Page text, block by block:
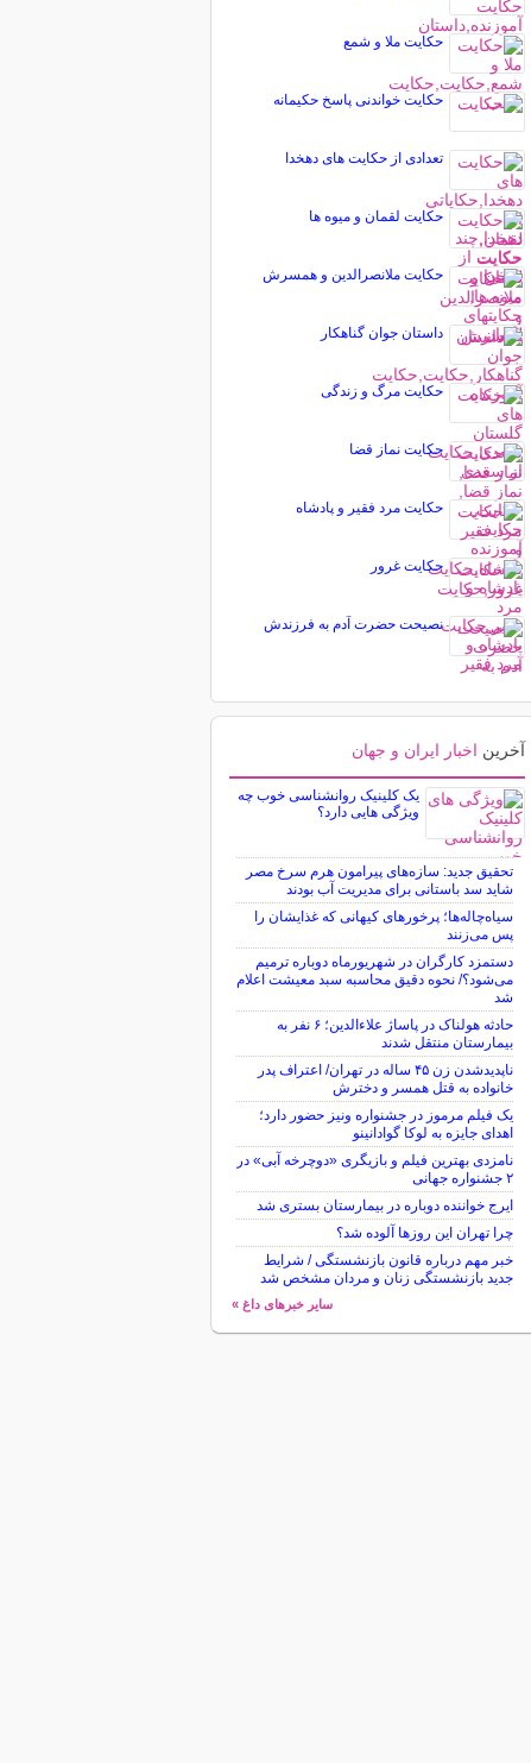
حکایت ملا و شمع
حکایت خواندنی پاسخ حکیمانه
تعدادی از حکایت های دهخدا
حکایت لقمان و میوه ها
حکایت ملانصرالدین و همسرش
داستان جوان گناهكار
حکایت مرگ و زندگی
حکایت نماز قضا
حکایت مرد فقیر و پادشاه
حکایت غرور
نصیحت حضرت آدم به فرزندش
آخرین اخبار ایران و جهان
یک کلینیک روانشناسی خوب چه
ویژگی هایی دارد؟
تحقیق جدید: سازه‌های پیرامون هرم سرخ مصر
شاید سد باستانی برای مدیریت آب بودند
سیاه‌چاله‌ها؛ پرخورهای کیهانی که غذایشان را
پس می‌زنند
دستمزد کارگران در شهریورماه دوباره ترمیم
می‌شود؟/ نحوه دقیق محاسبه سبد معیشت اعلام
شد
حادثه هولناک در پاساژ علاءالدین؛ ۶ نفر به
بیمارستان منتقل شدند
ناپدیدشدن زن ۴۵ ساله در تهران/ اعتراف پدر
خانواده به قتل همسر و دخترش
یک فیلم مرموز در جشنواره ونیز حضور دارد؛
اهدای جایزه به لوکا گوادانینو
نامزدی بهترین فیلم و بازیگری «دوچرخه آبی» در
۲ جشنواره جهانی
ایرج خواننده دوباره در بیمارستان بستری شد
چرا تهران این روزها آلوده شد؟
خبر مهم درباره قانون بازنشستگی / شرایط
جدید بازنشستگی زنان و مردان مشخص شد
سایر خبرهای داغ »